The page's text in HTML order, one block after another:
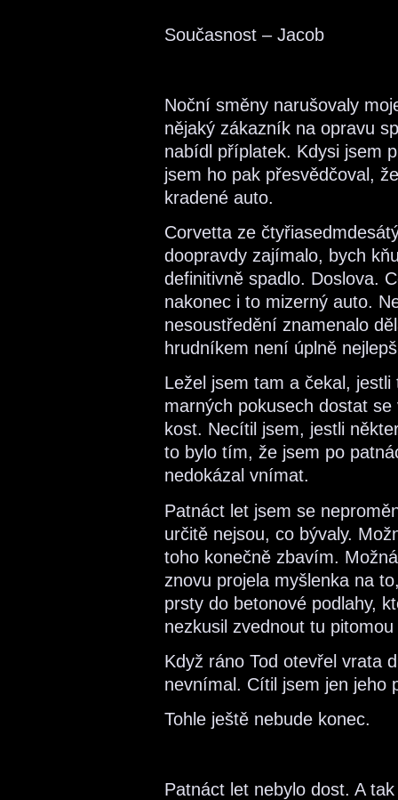
Současnost – Jacob
Noční směny narušovaly
nějaký zákazník na opravu
nabídl příplatek. Kdysi jsem
jsem ho pak přesvědčoval,
kradené auto.
Corvetta ze
doopravdy zajímalo, bych
definitivně spadlo. Doslova.
nakonec i to mizerný auto.
nesoustředění znamenalo
hrudníkem není úplně
Ležel jsem tam a čekal,
marných pokusech dostat
kost. Necítil jsem, jestli
to bylo tím, že jsem po
nedokázal vnímat.
Patnáct let jsem se
určitě nejsou, co bývaly.
toho konečně zbavím.
znovu projela myšlenka na
prsty do betonové podlahy,
nezkusil zvednout tu
Když ráno Tod otevřel vrata
nevnímal. Cítil jsem jen jeho
Tohle ještě nebude konec.
Patnáct let nebylo dost. A